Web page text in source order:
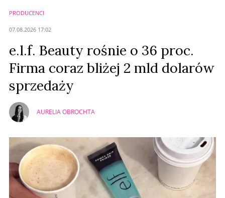
PRODUCENCI
07.08.2026 17:02
e.l.f. Beauty rośnie o 36 proc.
Firma coraz bliżej 2 mld dolarów
sprzedaży
AURELIA OBROCHTA